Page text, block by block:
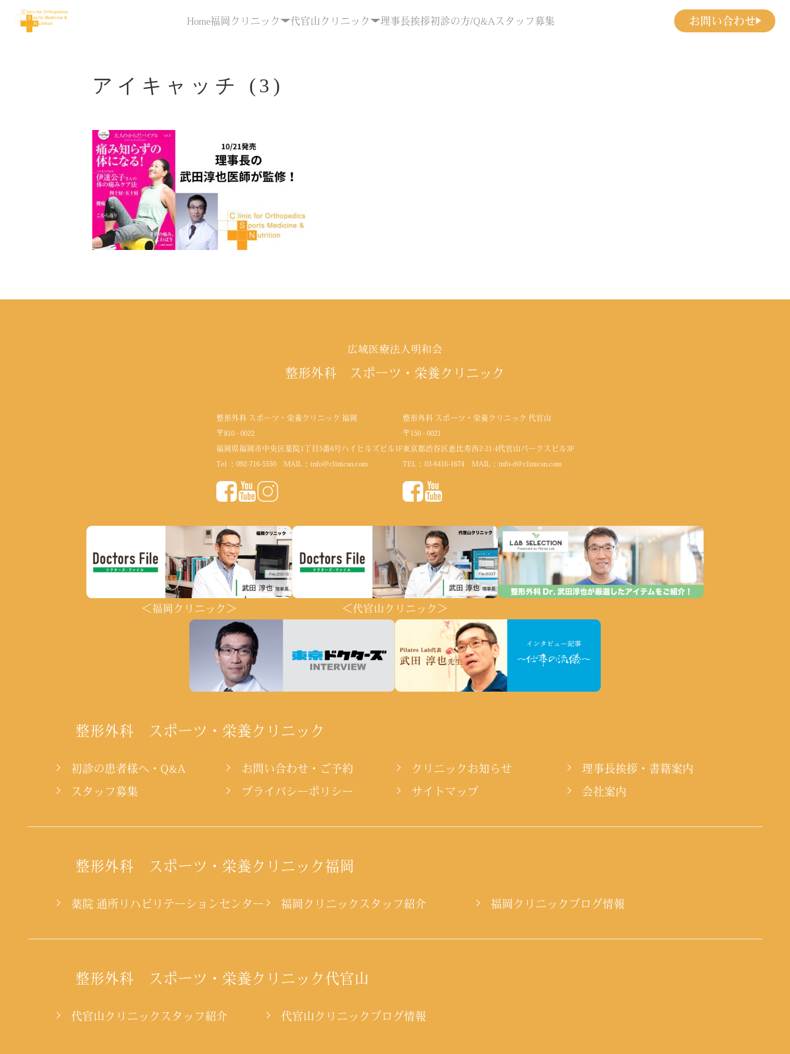
Home福岡クリニック 代官山クリニック 理事長挨拶初診の方/Q&A スタッフ募集 お問い合わせ
アイキャッチ (3)
広域医療法人明和会
整形外科 スポーツ・栄養クリニック
整形外科 スポーツ・栄養クリニック 福岡
〒810 - 0022
福岡県福岡市中央区薬院1丁目5番6号ハイヒルズビル1F
Tel ： 092-716-5550MAIL： info@clinicsn.com
整形外科 スポーツ・栄養クリニック 代官山
〒150 - 0021
東京都渋谷区恵比寿西2-21-4代官山パークスビル3F
TEL： 03-6416-1674MAIL： info-d@clinicsn.com
＜福岡クリニック＞ ＜代官山クリニック＞
整形外科 スポーツ・栄養クリニック
初診の患者様へ・Q&A お問い合わせ・ご予約 クリニックお知らせ 理事長挨拶・書籍案内
スタッフ募集 プライバシーポリシー サイトマップ 会社案内
整形外科 スポーツ・栄養クリニック福岡
薬院 通所リハビリテーションセンター 福岡クリニックスタッフ紹介 福岡クリニックブログ情報
整形外科 スポーツ・栄養クリニック代官山
代官山クリニックスタッフ紹介 代官山クリニックブログ情報